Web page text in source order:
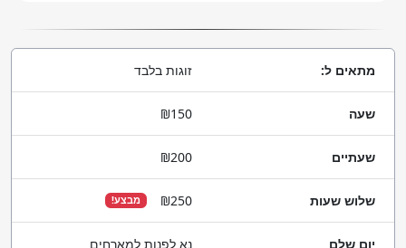
מתאים ל: זוגות בלבד
שעה ₪150
שעתיים ₪200
שלוש שעות ₪250 מבצע!
יום שלם נא לפנות למארחים